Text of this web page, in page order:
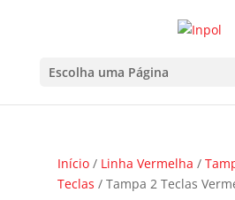
Escolha uma Página
Início/ Linha Vermelha /
Teclas / Tampa 2 Teclas